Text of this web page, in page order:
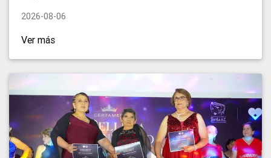
2026-08-06
Ver más